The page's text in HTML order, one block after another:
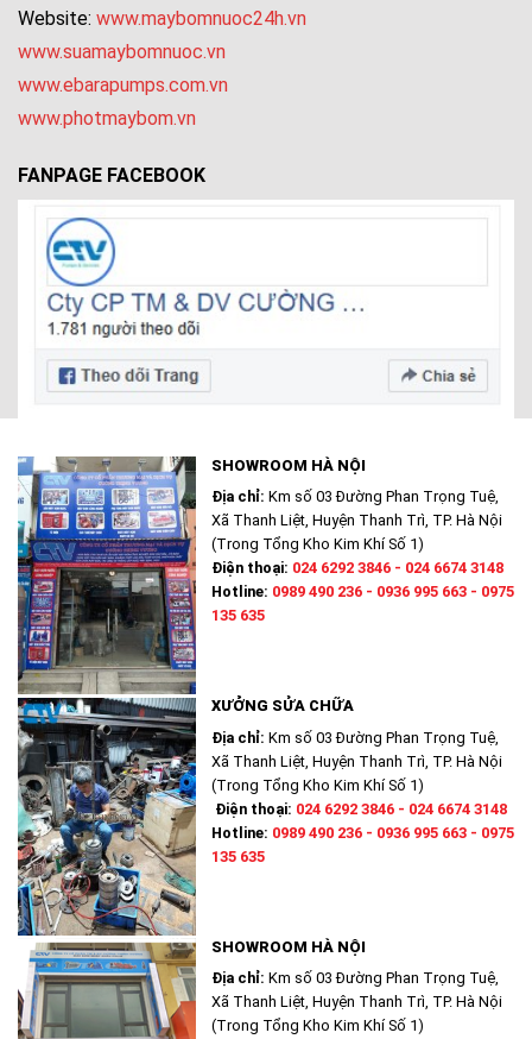
Website: www.maybomnuoc24h.vn
www.suamaybomnuoc.vn
www.ebarapumps.com.vn
www.photmaybom.vn
FANPAGE FACEBOOK
SHOWROOM HÀ NỘI
Địa chỉ: Km số 03 Đường Phan Trọng Tuệ,
Xã Thanh Liệt, Huyện Thanh Trì, TP. Hà Nội
(Trong Tổng Kho Kim Khí Số 1)
Điện thoại: 024 6292 3846 - 024 6674 3148
Hotline: 0989 490 236 - 0936 995 663 - 0975
135 635
XƯỞNG SỬA CHỮA
Địa chỉ: Km số 03 Đường Phan Trọng Tuệ,
Xã Thanh Liệt, Huyện Thanh Trì, TP. Hà Nội
(Trong Tổng Kho Kim Khí Số 1)
Điện thoại: 024 6292 3846 - 024 6674 3148
Hotline: 0989 490 236 - 0936 995 663 - 0975
135 635
SHOWROOM HÀ NỘI
Địa chỉ: Km số 03 Đường Phan Trọng Tuệ,
Xã Thanh Liệt, Huyện Thanh Trì, TP. Hà Nội
(Trong Tổng Kho Kim Khí Số 1)